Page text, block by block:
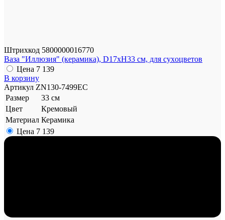
Штрихкод 5800000016770
Ваза "Иллюзия" (керамика), D17xH33 см, для суxоцветов
Цена 7 139
В корзину
Артикул ZN130-7499EC
Размер
33 см
Цвет
Кремовый
Материал Керамика
Цена 7 139